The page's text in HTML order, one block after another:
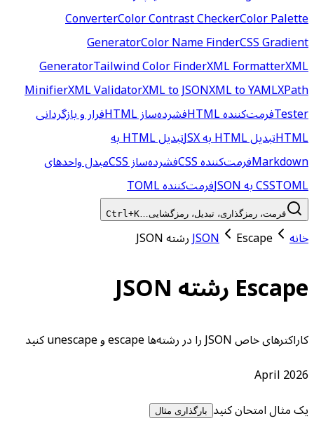
ConverterColor Contrast CheckerColor Palette
GeneratorColor Name FinderCSS Gradient
GeneratorTailwind Color FinderXML FormatterXML
MinifierXML ValidatorXML to JSONXML to YAMLXPath
Testerفرمت‌کننده HTML فشرده‌ساز HTML
فرار و بازگردانی
HTMLتبدیل HTML به JSX
تبدیل HTML به
Markdownفرمت‌کننده CSS فشرده‌ساز CSS
مبدل واحدهای
CSSTOML به JSON فرمت‌کننده TOML
فرمت، رمزگذاری، تبدیل، رمزگشایی…Ctrl+K
خانه JSON Escape رشته JSON
Escape رشته JSON
کاراکترهای خاص JSON را در رشته‌ها escape و unescape کنید
April 2026
یک مثال امتحان کنید
بارگذاری مثال